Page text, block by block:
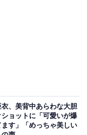
、美背中あらわな大胆
ョットに「可愛いが爆
す」「めっちゃ美しい